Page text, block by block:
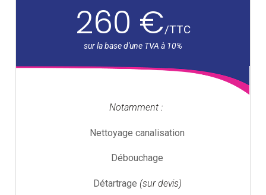
260 €/TTC
Notamment :
Nettoyage canalisation
Débouchage
Détartrage (sur devis)